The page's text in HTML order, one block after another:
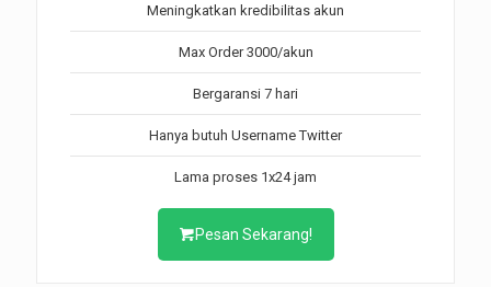
Meningkatkan kredibilitas akun
Max Order 3000/akun
Bergaransi 7 hari
Hanya butuh Username Twitter
Lama proses 1x24 jam
Pesan Sekarang!